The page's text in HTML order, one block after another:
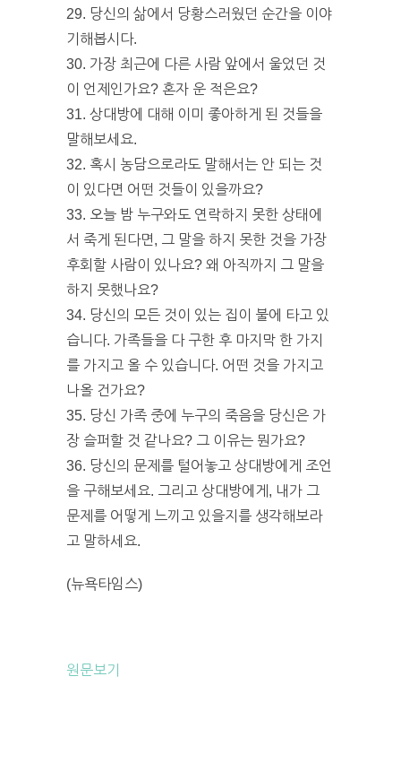
29. 당신의 삶에서 당황스러웠던 순간을 이야
기해봅시다.
30. 가장 최근에 다른 사람 앞에서 울었던 것
이 언제인가요? 혼자 운 적은요?
31. 상대방에 대해 이미 좋아하게 된 것들을
말해보세요.
32. 혹시 농담으로라도 말해서는 안 되는 것
이 있다면 어떤 것들이 있을까요?
33. 오늘 밤 누구와도 연락하지 못한 상태에
서 죽게 된다면, 그 말을 하지 못한 것을 가장
후회할 사람이 있나요? 왜 아직까지 그 말을
하지 못했나요?
34. 당신의 모든 것이 있는 집이 불에 타고 있
습니다. 가족들을 다 구한 후 마지막 한 가지
를 가지고 올 수 있습니다. 어떤 것을 가지고
나올 건가요?
35. 당신 가족 중에 누구의 죽음을 당신은 가
장 슬퍼할 것 같나요? 그 이유는 뭔가요?
36. 당신의 문제를 털어놓고 상대방에게 조언
을 구해보세요. 그리고 상대방에게, 내가 그
문제를 어떻게 느끼고 있을지를 생각해보라
고 말하세요.
(뉴욕타임스)
원문보기